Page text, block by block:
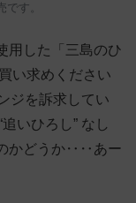
す。
用した「三島のひ
い求めください
ジを訴求してい
いひろし” なし
かどうか‥‥あー